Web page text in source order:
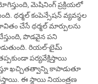
మెషినింగ్ ప్రక్రియలో
థర్మల్ కంపెన్సేషన్ వ్యవస్థల
చేసే థర్మల్ మార్పులను
పొడవైన పని
రియల్-టైమ్
పర్యవేక్షిస్తాయి
ఖచ్చితత్వాన్ని కాపాడుతూ
ఈ స్థాయి నియంత్రణ